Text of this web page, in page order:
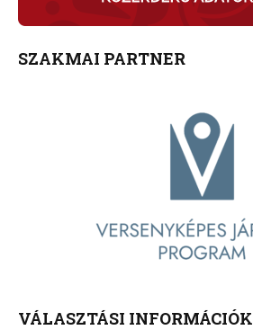
SZAKMAI PARTNER
VÁLASZTÁSI INFORMÁCIÓK